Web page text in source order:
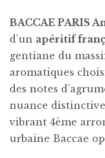
BACCAE PARIS
d’un apéritif
gentiane du
aromatiques
des notes
nuance
vibrant 4ème
urbaine Baccae